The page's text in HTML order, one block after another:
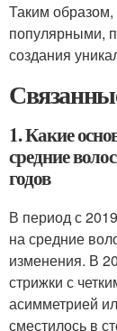
Таким
популярными,
создания
1. Какие
средние
годов
В период с
на средние
изменения. В
стрижки с
асимметрией
сместилось в